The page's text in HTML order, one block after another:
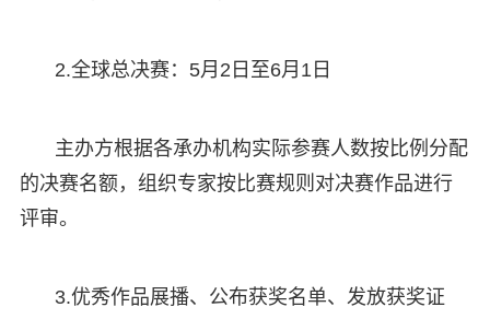
2.全球总决赛：5月2日至6月1日
主办方根据各承办机构实际参赛人数按比例分配
的决赛名额，组织专家按比赛规则对决赛作品进行
评审。
3.优秀作品展播、公布获奖名单、发放获奖证